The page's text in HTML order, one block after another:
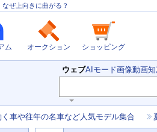
ぜ上向きに曲がる？
ム オークション ショッピング
検
索
ウェブAIモード画像動画
ワ
ー
く車や往年の名車など人気モデル集合